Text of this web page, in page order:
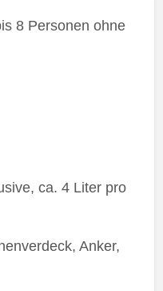
8 Personen ohne
ca. 4 Liter pro
Anker,